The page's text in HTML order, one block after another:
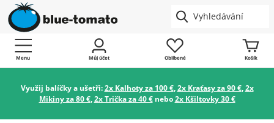
Menu Můj účet Oblíbené Košík
Využij balíčky a ušetři:2x Kalhoty za 100 €,2x Kraťasy za 90 €,2x
Mikiny za 80 €,2x Trička za 40 €nebo2x Kšiltovky 30 €